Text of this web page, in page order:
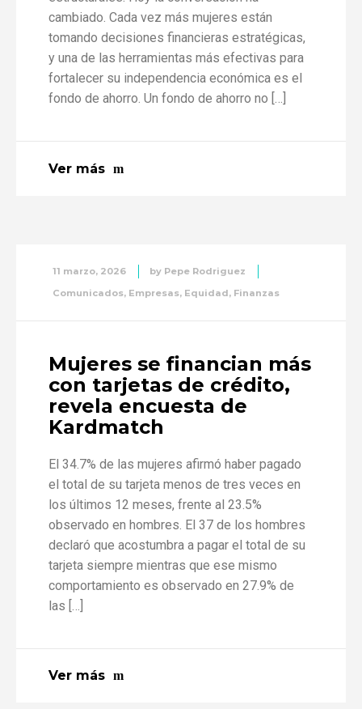
cambiado. Cada vez más mujeres están
tomando decisiones financieras estratégicas,
y una de las herramientas más efectivas para
fortalecer su independencia económica es el
fondo de ahorro. Un fondo de ahorro no […]
Ver más
11 marzo, 2026 by Pepe Rodriguez
Comunicados, Empresas, Equidad, Finanzas
Mujeres se financian más
con tarjetas de crédito,
revela encuesta de
Kardmatch
El 34.7% de las mujeres afirmó haber pagado
el total de su tarjeta menos de tres veces en
los últimos 12 meses, frente al 23.5%
observado en hombres. El 37 de los hombres
declaró que acostumbra a pagar el total de su
tarjeta siempre mientras que ese mismo
comportamiento es observado en 27.9% de
las […]
Ver más